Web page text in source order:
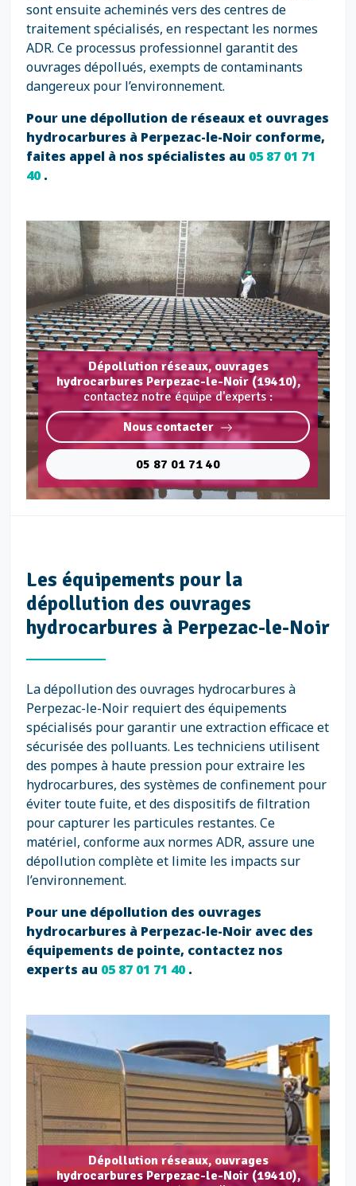
sont ensuite acheminés vers des centres de
traitement spécialisés, en respectant les normes
ADR. Ce processus professionnel garantit des
ouvrages dépollués, exempts de contaminants
dangereux pour l’environnement.
Pour une dépollution de réseaux et ouvrages
hydrocarbures à Perpezac-le-Noir conforme,
faites appel à nos spécialistes au 05 87 01 71
40.
Dépollution réseaux, ouvrages
hydrocarbures Perpezac-le-Noir (19410),
contactez notre équipe d'experts :
Nous contacter
05 87 01 71 40
Les équipements pour la
dépollution des ouvrages
hydrocarbures à Perpezac-le-Noir
La dépollution des ouvrages hydrocarbures à
Perpezac-le-Noir requiert des équipements
spécialisés pour garantir une extraction efficace et
sécurisée des polluants. Les techniciens utilisent
des pompes à haute pression pour extraire les
hydrocarbures, des systèmes de confinement pour
éviter toute fuite, et des dispositifs de filtration
pour capturer les particules restantes. Ce
matériel, conforme aux normes ADR, assure une
dépollution complète et limite les impacts sur
l’environnement.
Pour une dépollution des ouvrages
hydrocarbures à Perpezac-le-Noir avec des
équipements de pointe, contactez nos
experts au 05 87 01 71 40.
Dépollution réseaux, ouvrages
hydrocarbures Perpezac-le-Noir (19410),